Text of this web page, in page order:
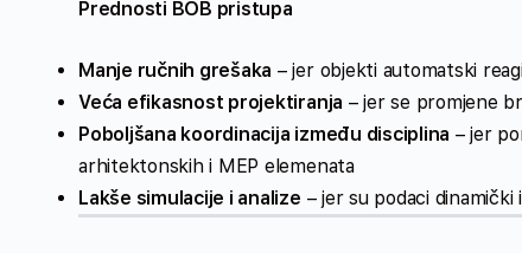
Prednosti BOB pristupa
Manje ručnih grešaka – jer objekti automatski
Veća efikasnost projektiranja – jer se promjene
Poboljšana koordinacija između disciplina – jer
arhitektonskih i MEP elemenata
Lakše simulacije i analize – jer su podaci